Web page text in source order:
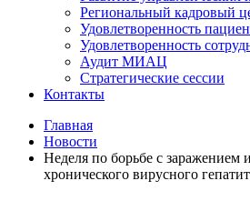
Региональный кадровый
Удовлетворенность
Удовлетворенность
Аудит МИАЦ
Стратегические сессии
Контакты
Главная
Новости
Неделя по борьбе с заражением
хронического вирусного